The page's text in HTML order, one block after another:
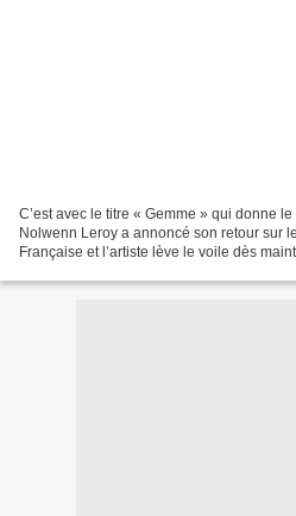
C’est avec le titre « Gemme » qui donne
Nolwenn Leroy a annoncé son retour sur
Française et l’artiste lève le voile dès